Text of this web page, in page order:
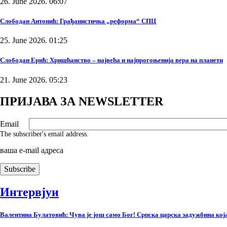
Слободан Антонић: Грађанистичка „реформа“ СПЦ
25. June 2026. 01:25
Слободан Ерић: Хришћанство – највећа и најпрогоњенија вера на планети
21. June 2026. 05:23
ПРИЈАВА ЗА NEWSLETTER
Email
The subscriber's email address.
ваша е-mail адреса
Интервјуи
Валентина Булатовић: Чува је још само Бог! Српска царска задужбина